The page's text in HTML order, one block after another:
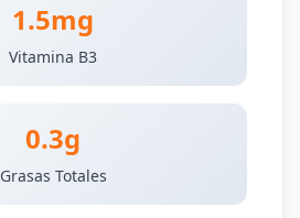
1.5mg
Vitamina B3
0.3g
Grasas Totales